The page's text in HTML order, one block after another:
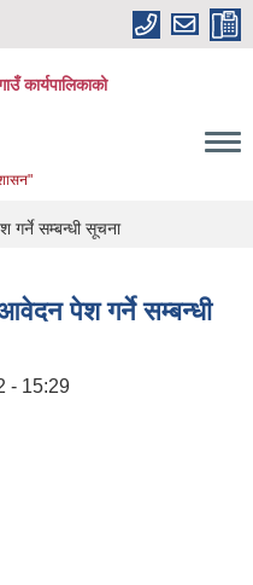
कार्यपालिकाको
गर्ने सम्बन्धी सूचना
पेश गर्ने सम्बन्धी
- 15:29